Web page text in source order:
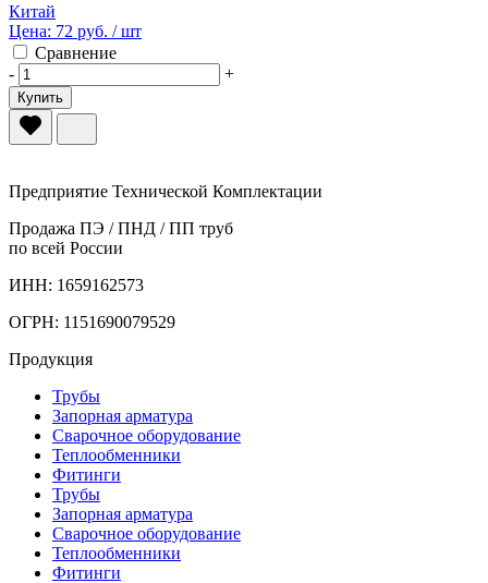
Китай
Цена: 72 руб. / шт
Сравнение
-
+
Купить
Предприятие Технической Комплектации
Продажа ПЭ / ПНД / ПП труб
по всей России
ИНН: 1659162573
ОГРН: 1151690079529
Продукция
Трубы
Запорная арматура
Сварочное оборудование
Теплообменники
Фитинги
Трубы
Запорная арматура
Сварочное оборудование
Теплообменники
Фитинги